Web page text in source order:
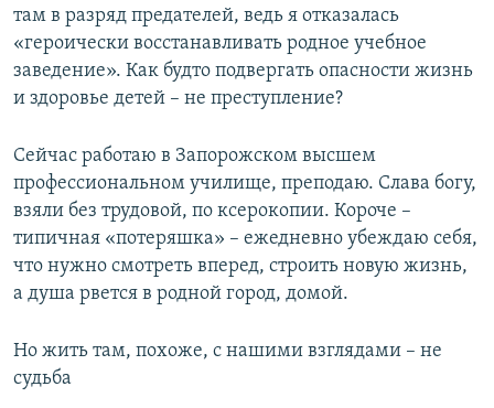
там в разряд предателей, ведь я отказалась
«героически восстанавливать родное учебное
заведение». Как будто подвергать опасности жизнь
и здоровье детей – не преступление?
Сейчас работаю в Запорожском высшем
профессиональном училище, преподаю. Слава богу,
взяли без трудовой, по ксерокопии. Короче –
типичная «потеряшка» – ежедневно убеждаю себя,
что нужно смотреть вперед, строить новую жизнь,
а душа рвется в родной город, домой.
Но жить там, похоже, с нашими взглядами – не
судьба